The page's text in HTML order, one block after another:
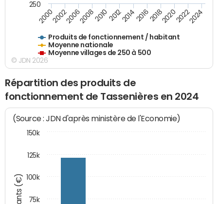
Produits de fonctionnement / habitant
Moyenne nationale
Moyenne villages de 250 à 500
200020022006200820102012201420162018202020222024
250
© JDN 2026
Répartition des produits de
fonctionnement de Tassenières en 2024
(Source : JDN d'après ministère de l'Economie)
75k
100k
125k
150k